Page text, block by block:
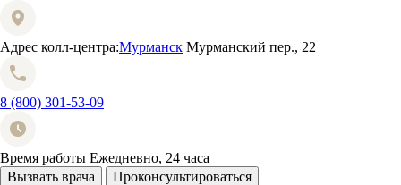
Адрес колл-центра:Мурманск Мурманский пер., 22
8 (800) 301-53-09
Время работы Ежедневно, 24 часа
Вызвать врача
Проконсультироваться